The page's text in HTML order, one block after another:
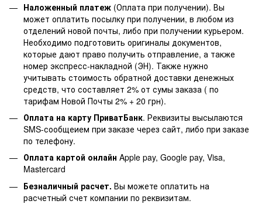
Наложенный платеж (Оплата при получении). Вы
может оплатить посылку при получении, в любом из
отделений новой почты, либо при получении курьером.
Необходимо подготовить оригиналы документов,
которые дают право получить отправление, а также
номер экспресс-накладной (ЭН). Также нужно
учитывать стоимость обратной доставки денежных
средств, что составляет 2% от сумы заказа ( по
тарифам Новой Почты 2% + 20 грн).
Оплата на карту ПриватБанк. Реквизиты высылаются
SMS-сообщеием при заказе через сайт, либо при заказе
по телефону.
Оплата картой онлайн Apple pay, Google pay, Visa,
Mastercard
Безналичный расчет. Вы можете оплатить на
расчетный счет компании по реквизитам.